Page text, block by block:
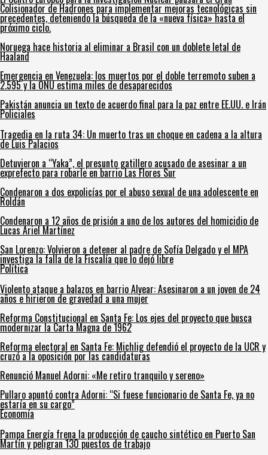
Colisionador de Hadrones para implementar mejoras tecnológicas sin
precedentes, deteniendo la búsqueda de la «nueva física» hasta el
próximo ciclo.
Noruega hace historia al eliminar a Brasil con un doblete letal de
Haaland
Emergencia en Venezuela: los muertos por el doble terremoto suben a
2.595 y la ONU estima miles de desaparecidos
Pakistán anuncia un texto de acuerdo final para la paz entre EE.UU. e Irán
Policiales
Tragedia en la ruta 34: Un muerto tras un choque en cadena a la altura
de Luis Palacios
Detuvieron a “Yaka”, el presunto gatillero acusado de asesinar a un
exprefecto para robarle en barrio Las Flores Sur
Condenaron a dos expolicías por el abuso sexual de una adolescente en
Roldán
Condenaron a 12 años de prisión a uno de los autores del homicidio de
Lucas Ariel Martínez
San Lorenzo: Volvieron a detener al padre de Sofía Delgado y el MPA
investiga la falla de la Fiscalía que lo dejó libre
Política
Violento ataque a balazos en barrio Alvear: Asesinaron a un joven de 24
años e hirieron de gravedad a una mujer
Reforma Constitucional en Santa Fe: Los ejes del proyecto que busca
modernizar la Carta Magna de 1962
Reforma electoral en Santa Fe: Michlig defendió el proyecto de la UCR y
cruzó a la oposición por las candidaturas
Renunció Manuel Adorni: «Me retiro tranquilo y sereno»
Pullaro apuntó contra Adorni: “Si fuese funcionario de Santa Fe, ya no
estaría en su cargo”
Economía
Pampa Energía frena la producción de caucho sintético en Puerto San
Martín y peligran 130 puestos de trabajo